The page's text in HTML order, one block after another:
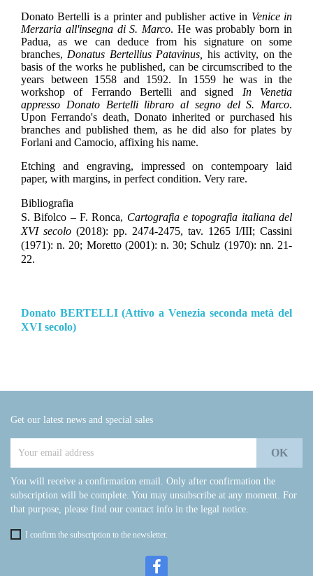
Donato Bertelli is a printer and publisher active in Venice in
Merzaria all'insegna di S. Marco. He was probably born in
Padua, as we can deduce from his signature on some
branches, Donatus Bertellius Patavinus,
his activity, on the
basis of the works he published, can be circumscribed to the
years between 1558 and 1592. In 1559 he was in the
workshop of Ferrando Bertelli and signed In Venetia
appresso Donato Bertelli libraro al segno del S. Marco.
Upon Ferrando's death, Donato inherited or purchased his
branches and published them, as he did also for plates by
Forlani and Camocio, affixing his name.
Etching and engraving, impressed on contempoary laid
paper, with margins, in perfect condition. Very rare.
Bibliografia
S. Bifolco – F. Ronca, Cartografia e topografia italiana del
XVI secolo (2018): pp. 2474-2475, tav. 1265 I/III; Cassini
(1971): n. 20; Moretto (2001): n. 30; Schulz (1970): nn. 21-
22.
Donato BERTELLI (Attivo a Venezia seconda metà del
XVI secolo)
Get our latest news and special sales
You will receive a confirmation email. Only after confirmation the
subscription will be complete. You may unsubscribe at any moment. For
that purpose, please find our contact info in the legal notice.
I confirm the subscription to the newsletter.